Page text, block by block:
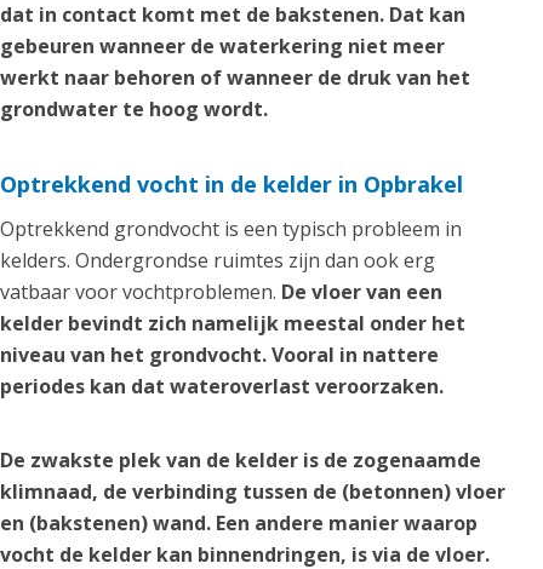
dat in contact komt met de bakstenen. Dat kan
gebeuren wanneer de waterkering niet meer
werkt naar behoren of wanneer de druk van het
grondwater te hoog wordt.
Optrekkend vocht in de kelder in Opbrakel
Optrekkend grondvocht is een typisch probleem in
kelders. Ondergrondse ruimtes zijn dan ook erg
vatbaar voor vochtproblemen. De vloer van een
kelder bevindt zich namelijk meestal onder het
niveau van het grondvocht. Vooral in nattere
periodes kan dat wateroverlast veroorzaken.
De zwakste plek van de kelder is de zogenaamde
klimnaad, de verbinding tussen de (betonnen) vloer
en (bakstenen) wand. Een andere manier waarop
vocht de kelder kan binnendringen, is via de vloer.